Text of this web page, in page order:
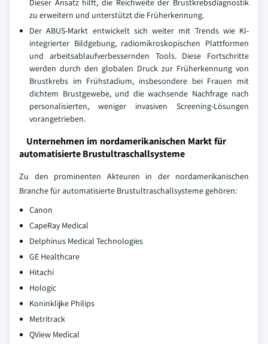
Dieser Ansatz hilft, die Reichweite der Brustkrebsdiagnostik
zu erweitern und unterstützt die Früherkennung.
Der ABUS-Markt entwickelt sich weiter mit Trends wie KI-
integrierter Bildgebung, radiomikroskopischen Plattformen
und arbeitsablaufverbessernden Tools. Diese Fortschritte
werden durch den globalen Druck zur Früherkennung von
Brustkrebs im Frühstadium, insbesondere bei Frauen mit
dichtem Brustgewebe, und die wachsende Nachfrage nach
personalisierten, weniger invasiven Screening-Lösungen
vorangetrieben.
Unternehmen im nordamerikanischen Markt für
automatisierte Brustultraschallsysteme
Zu den prominenten Akteuren in der nordamerikanischen
Branche für automatisierte Brustultraschallsysteme gehören:
Canon
CapeRay Medical
Delphinus Medical Technologies
GE Healthcare
Hitachi
Hologic
Koninklijke Philips
Metritrack
QView Medical